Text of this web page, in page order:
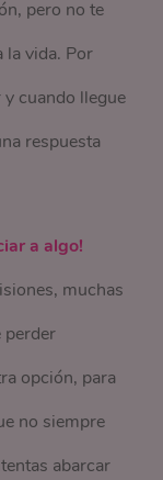
pero no te
la vida. Por
cuando llegue
respuesta
a algo!
muchas
perder
opción, para
no siempre
abarcar